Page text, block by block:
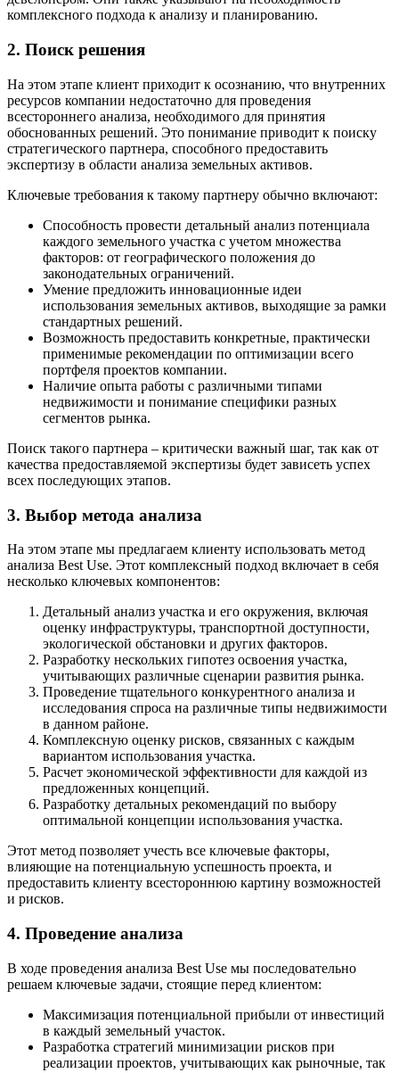
комплексного подхода к анализу и планированию.
2. Поиск решения
На этом этапе клиент приходит к осознанию, что внутренних
ресурсов компании недостаточно для проведения
всестороннего анализа, необходимого для принятия
обоснованных решений. Это понимание приводит к поиску
стратегического партнера, способного предоставить
экспертизу в области анализа земельных активов.
Ключевые требования к такому партнеру обычно включают:
Способность провести детальный анализ потенциала
каждого земельного участка с учетом множества
факторов: от географического положения до
законодательных ограничений.
Умение предложить инновационные идеи
использования земельных активов, выходящие за рамки
стандартных решений.
Возможность предоставить конкретные, практически
применимые рекомендации по оптимизации всего
портфеля проектов компании.
Наличие опыта работы с различными типами
недвижимости и понимание специфики разных
сегментов рынка.
Поиск такого партнера – критически важный шаг, так как от
качества предоставляемой экспертизы будет зависеть успех
всех последующих этапов.
3. Выбор метода анализа
На этом этапе мы предлагаем клиенту использовать метод
анализа Best Use. Этот комплексный подход включает в себя
несколько ключевых компонентов:
Детальный анализ участка и его окружения, включая
оценку инфраструктуры, транспортной доступности,
экологической обстановки и других факторов.
Разработку нескольких гипотез освоения участка,
учитывающих различные сценарии развития рынка.
Проведение тщательного конкурентного анализа и
исследования спроса на различные типы недвижимости
в данном районе.
Комплексную оценку рисков, связанных с каждым
вариантом использования участка.
Расчет экономической эффективности для каждой из
предложенных концепций.
Разработку детальных рекомендаций по выбору
оптимальной концепции использования участка.
Этот метод позволяет учесть все ключевые факторы,
влияющие на потенциальную успешность проекта, и
предоставить клиенту всестороннюю картину возможностей
и рисков.
4. Проведение анализа
В ходе проведения анализа Best Use мы последовательно
решаем ключевые задачи, стоящие перед клиентом:
Максимизация потенциальной прибыли от инвестиций
в каждый земельный участок.
Разработка стратегий минимизации рисков при
реализации проектов, учитывающих как рыночные, так